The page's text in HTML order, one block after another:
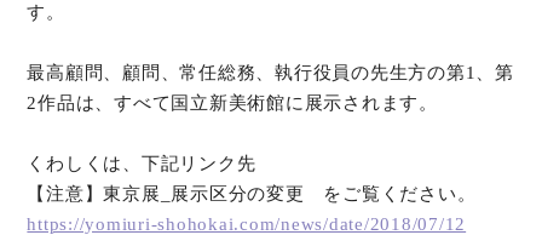
す。
最高顧問、顧問、常任総務、執行役員の先生方の第1、第
2作品は、すべて国立新美術館に展示されます。
くわしくは、下記リンク先
【注意】東京展_展示区分の変更 をご覧ください。
https://yomiuri-shohokai.com/news/date/2018/07/12